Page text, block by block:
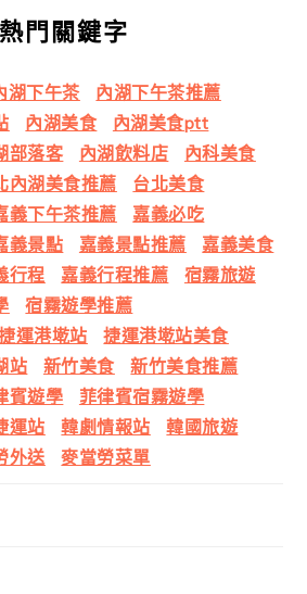
熱門關鍵字
湖下午茶
內湖下午茶推薦
內湖美食
內湖美食ptt
部落客 內湖飲料店
內科美食
內湖美食推薦
台北美食
義下午茶推薦
嘉義必吃
義景點 嘉義景點推薦
嘉義美食
行程 嘉義行程推薦
宿霧旅遊
宿霧遊學推薦
運港墘站
捷運港墘站美食
站 新竹美食
新竹美食推薦
賓遊學
菲律賓宿霧遊學
運站 韓劇情報站
韓國旅遊
外送 麥當勞菜單